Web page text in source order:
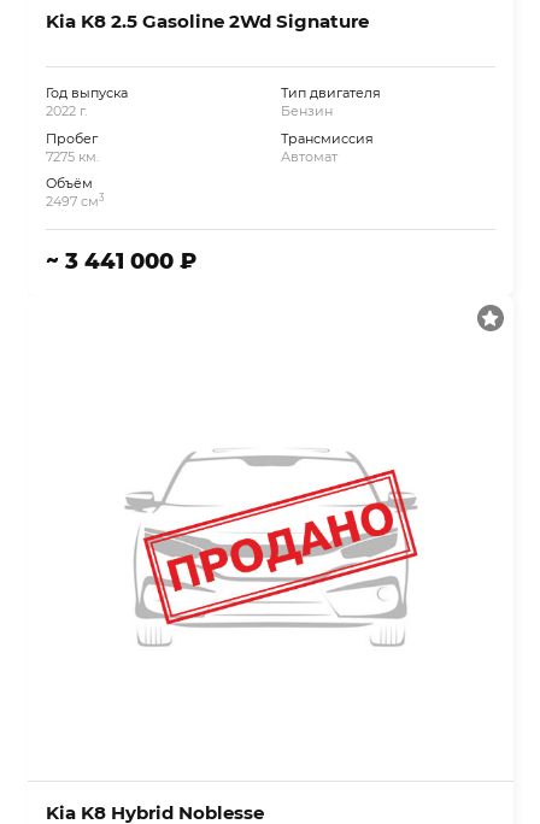
Kia K8 2.5 Gasoline 2Wd Signature
Год выпуска
2022 г.
Пробег
7275 км.
Объём
2497 см3
Тип двигателя
Бензин
Трансмиссия
Автомат
~ 3 441 000 ₽
Kia K8 Hybrid Noblesse